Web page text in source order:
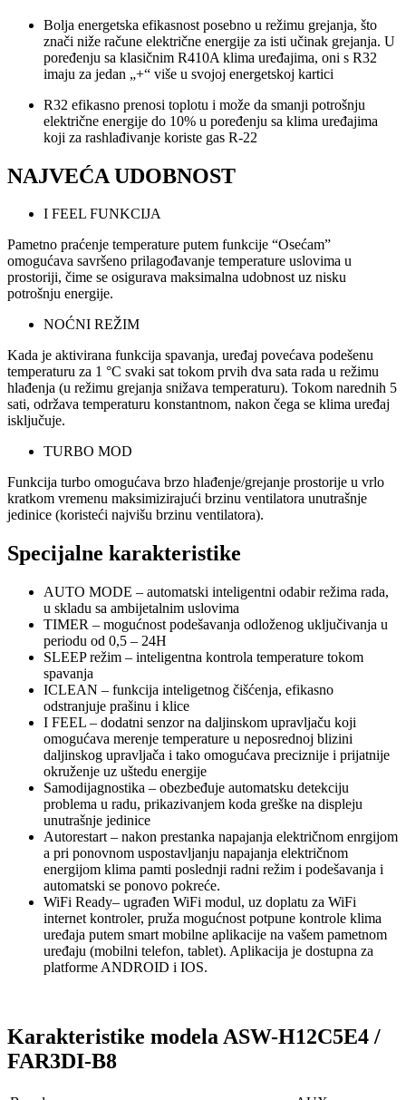
Bolja energetska efikasnost posebno u režimu grejanja, što
znači niže račune električne energije za isti učinak grejanja. U
poređenju sa klasičnim R410A klima uređajima, oni s R32
imaju za jedan „+“ više u svojoj energetskoj kartici
R32 efikasno prenosi toplotu i može da smanji potrošnju
električne energije do 10% u poređenju sa klima uređajima
koji za rashlađivanje koriste gas R-22
NAJVEĆA UDOBNOST
I FEEL FUNKCIJA
Pametno praćenje temperature putem funkcije “Osećam”
omogućava savršeno prilagođavanje temperature uslovima u
prostoriji, čime se osigurava maksimalna udobnost uz nisku
potrošnju energije.
NOĆNI REŽIM
Kada je aktivirana funkcija spavanja, uređaj povećava podešenu
temperaturu za 1 °C svaki sat tokom prvih dva sata rada u režimu
hlađenja (u režimu grejanja snižava temperaturu). Tokom narednih 5
sati, održava temperaturu konstantnom, nakon čega se klima uređaj
isključuje.
TURBO MOD
Funkcija turbo omogućava brzo hlađenje/grejanje prostorije u vrlo
kratkom vremenu maksimizirajući brzinu ventilatora unutrašnje
jedinice (koristeći najvišu brzinu ventilatora).
Specijalne karakteristike
AUTO MODE – automatski inteligentni odabir režima rada,
u skladu sa ambijetalnim uslovima
TIMER – mogućnost podešavanja odloženog uključivanja u
periodu od 0,5 – 24H
SLEEP režim – inteligentna kontrola temperature tokom
spavanja
ICLEAN – funkcija inteligetnog čišćenja, efikasno
odstranjuje prašinu i klice
I FEEL – dodatni senzor na daljinskom upravljaču koji
omogućava merenje temperature u neposrednoj blizini
daljinskog upravljača i tako omogućava preciznije i prijatnije
okruženje uz uštedu energije
Samodijagnostika – obezbeđuje automatsku detekciju
problema u radu, prikazivanjem koda greške na displeju
unutrašnje jedinice
Autorestart – nakon prestanka napajanja električnom enrgijom
a pri ponovnom uspostavljanju napajanja električnom
energijom klima pamti poslednji radni režim i podešavanja i
automatski se ponovo pokreće.
WiFi Ready– ugrađen WiFi modul, uz doplatu za WiFi
internet kontroler, pruža mogućnost potpune kontrole klima
uređaja putem smart mobilne aplikacije na vašem pametnom
uređaju (mobilni telefon, tablet). Aplikacija je dostupna za
platforme ANDROID i IOS.
Karakteristike modela ASW-H12C5E4 /
FAR3DI-B8